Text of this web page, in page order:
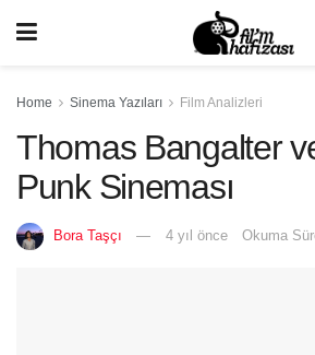
Home Sinema Yazıları Film Analizleri
Thomas Bangalter
Punk Sineması
Bora Taşçı 4 yıl önce Okuma